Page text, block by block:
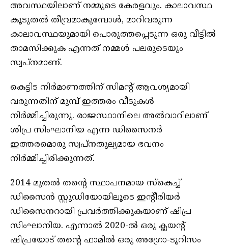
അവസ്ഥയിലാണ് നമ്മുടെ കേരളവും. കാലാവസ്ഥ
കൂടുതൽ തീവ്രമാകുമ്പോൾ, മാറിവരുന്ന
കാലാവസ്ഥയുമായി പൊരുത്തപ്പെടുന്ന ഒരു വീട്ടിൽ
താമസിക്കുക എന്നത് നമ്മൾ പലരുടെയും
സ്വപ്നമാണ്.
കെട്ടിട നിർമാണത്തിന് സിമൻ്റ് ആവശ്യമായി
വരുന്നതിന് മുമ്പ് ഇത്തരം വീടുകൾ
നിർമ്മിച്ചിരുന്നു. രാജസ്ഥാനിലെ അൽവാറിലാണ്
ശിപ്ര സിംഘാനിയ എന്ന ഡിസൈനർ
ഇത്തരമൊരു സ്വപ്നതുല്യമായ ഭവനം
നിർമ്മിച്ചിരിക്കുന്നത്.
2014 മുതൽ തൻ്റെ സ്ഥാപനമായ സ്കെച്ച്
ഡിസൈൻ സ്റ്റുഡിയോയിലൂടെ ഇൻ്റീരിയർ
ഡിസൈനറായി പ്രവർത്തിക്കുകയാണ് ഷിപ്ര
സിംഘാനിയ. എന്നാൽ 2020-ൽ ഒരു ക്ലയന്റ്
ഷിപ്രയോട് തൻ്റെ ഫാമിൽ ഒരു അഗ്രോ-ടൂറിസം